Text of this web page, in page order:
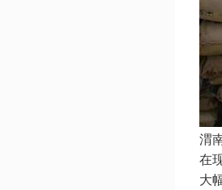
渭
在
大